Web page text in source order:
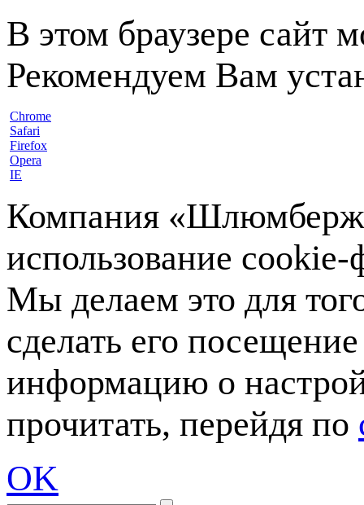
В этом браузере сайт
Рекомендуем Вам
Chrome
Safari
Firefox
Opera
IE
Компания
использование
Мы делаем это для
сделать его
информацию о
прочитать, перейдя по
OK